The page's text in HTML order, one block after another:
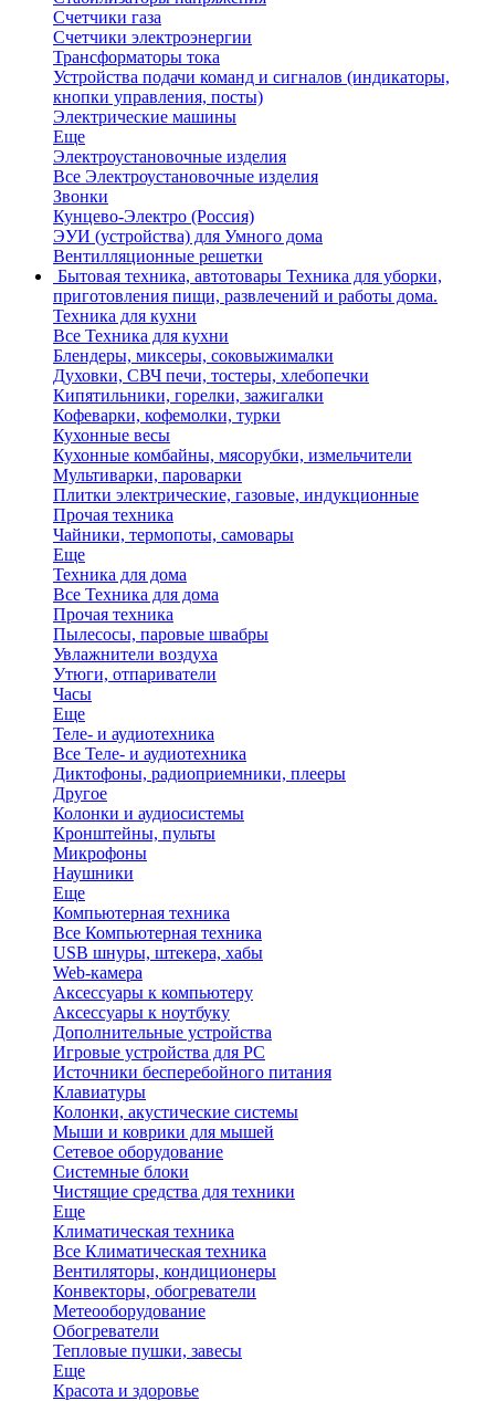
Счетчики газа
Счетчики электроэнергии
Трансформаторы тока
Устройства подачи команд и сигналов (индикаторы,
кнопки управления, посты)
Электрические машины
Еще
Электроустановочные изделия
Все Электроустановочные изделия
Звонки
Кунцево-Электро (Россия)
ЭУИ (устройства) для Умного дома
Вентилляционные решетки
Бытовая техника, автотовары Техника для уборки,
приготовления пищи, развлечений и работы дома.
Техника для кухни
Все Техника для кухни
Блендеры, миксеры, соковыжималки
Духовки, СВЧ печи, тостеры, хлебопечки
Кипятильники, горелки, зажигалки
Кофеварки, кофемолки, турки
Кухонные весы
Кухонные комбайны, мясорубки, измельчители
Мультиварки, пароварки
Плитки электрические, газовые, индукционные
Прочая техника
Чайники, термопоты, самовары
Еще
Техника для дома
Все Техника для дома
Прочая техника
Пылесосы, паровые швабры
Увлажнители воздуха
Утюги, отпариватели
Часы
Еще
Теле- и аудиотехника
Все Теле- и аудиотехника
Диктофоны, радиоприемники, плееры
Другое
Колонки и аудиосистемы
Кронштейны, пульты
Микрофоны
Наушники
Еще
Компьютерная техника
Все Компьютерная техника
USB шнуры, штекера, хабы
Web-камера
Аксессуары к компьютеру
Аксессуары к ноутбуку
Дополнительные устройства
Игровые устройства для PC
Источники бесперебойного питания
Клавиатуры
Колонки, акустические системы
Мыши и коврики для мышей
Сетевое оборудование
Системные блоки
Чистящие средства для техники
Еще
Климатическая техника
Все Климатическая техника
Вентиляторы, кондиционеры
Конвекторы, обогреватели
Метеооборудование
Обогреватели
Тепловые пушки, завесы
Еще
Красота и здоровье